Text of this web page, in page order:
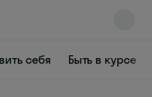
себя Быть в курсе